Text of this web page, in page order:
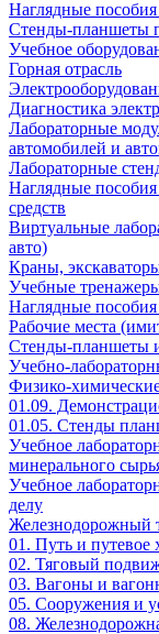
Наглядные
Стенды-планшеты
Учебное
Горная отрасль
Диагностика
Лабораторные
автомобилей и
Лабораторные
Наглядные
средств
Виртуальные
авто)
Краны,
Учебные
Наглядные
Рабочие места
Стенды-планшеты
Учебно-
Физико-
01.09.
01.05. Стенды
Учебное
минерального
Учебное
делу
Железнодорожный
01. Путь и путевое
02. Тяговый
03. Вагоны и
05. Сооружения и
08.